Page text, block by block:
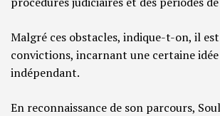
Malgré ces obstacles, indique-t-on, il
convictions, incarnant une certaine
indépendant.
En reconnaissance de son parcours,